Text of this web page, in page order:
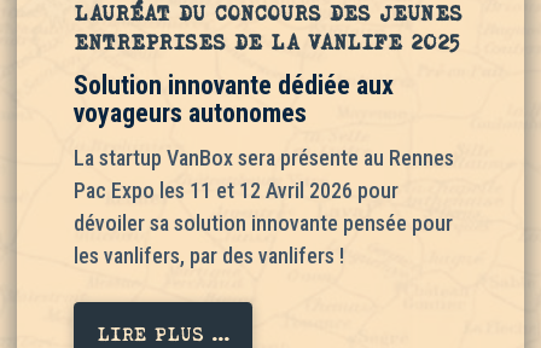
LAURÉAT DU CONCOURS DES JEUNES
ENTREPRISES DE LA VANLIFE 2025
Solution innovante dédiée aux
voyageurs autonomes
La startup VanBox sera présente au Rennes
Pac Expo les 11 et 12 Avril 2026 pour
dévoiler sa solution innovante pensée pour
les vanlifers, par des vanlifers !
LIRE PLUS ...